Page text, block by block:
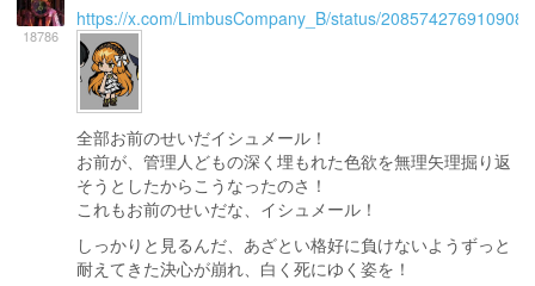
18786
https://x.com/LimbusCompany_B/status/
全部お前のせいだイシュメール！
お前が、管理人どもの深く埋もれた色欲を無理矢理掘り返
そうとしたからこうなったのさ！
これもお前のせいだな、イシュメール！
しっかりと見るんだ、あざとい格好に負けないようずっと
耐えてきた決心が崩れ、白く死にゆく姿を！